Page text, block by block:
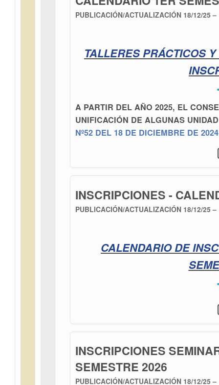
PUBLICACIÓN/ACTUALIZACIÓN 18/12/25 –
TALLERES PRÁCTICOS
A PARTIR DEL AÑO 2025, EL
UNIFICACIÓN DE ALGUNAS
Nº52 DEL 18 DE DICIEMBRE DE 2024
INSCRIPCIONES -
PUBLICACIÓN/ACTUALIZACIÓN 18/12/25 –
CALENDARIO DE
INSCRIPCIONES
SEMESTRE 2026
PUBLICACIÓN/ACTUALIZACIÓN 18/12/25 –